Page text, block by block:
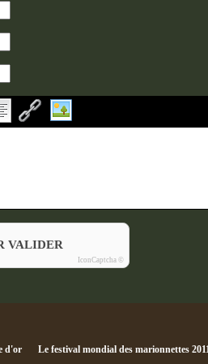
VALIDER
IconCaptcha ©
d'or Le festival mondial des marionnettes